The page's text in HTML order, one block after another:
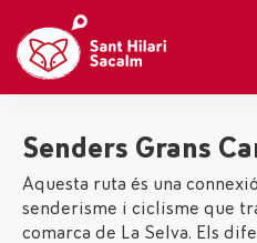
Senders Grans
Aquesta ruta és una
senderisme i ciclisme que
comarca de La Selva. Els